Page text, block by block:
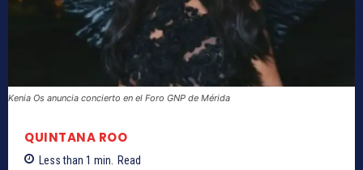
Kenia Os anuncia concierto en el Foro GNP de Mérida
QUINTANA ROO
Less than 1 min. Read